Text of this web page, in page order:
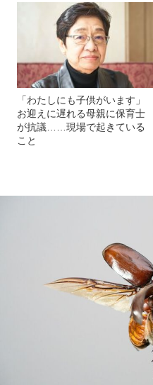
「わたしにも子供がいます」
お迎えに遅れる母親に保育士
が抗議……現場で起きている
こと